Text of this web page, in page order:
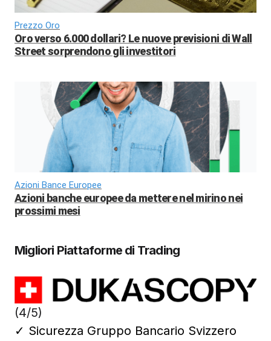
Prezzo Oro
Oro verso 6.000 dollari? Le nuove previsioni di Wall
Street sorprendono gli investitori
Azioni Bance Europee
Azioni banche europee da mettere nel mirino nei
prossimi mesi
Migliori Piattaforme di Trading
(4/5)
✓ Sicurezza Gruppo Bancario Svizzero